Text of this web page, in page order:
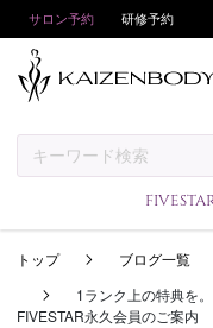
サロン予約 研修予約
トップ ブログ一覧
1ランク上の特典を
FIVESTAR永久会員のご案内